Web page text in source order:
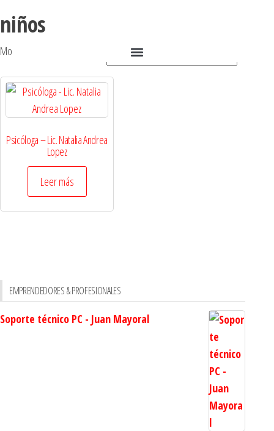
niños
Mostrando el único resultado
Psicóloga – Lic. Natalia Andrea
Lopez
Leer más
EMPRENDEDORES & PROFESIONALES
Soporte técnico PC - Juan Mayoral